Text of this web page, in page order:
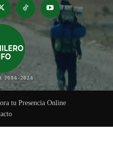
2006-2026
tu Presencia Online